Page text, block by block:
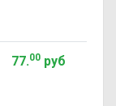
77.00руб